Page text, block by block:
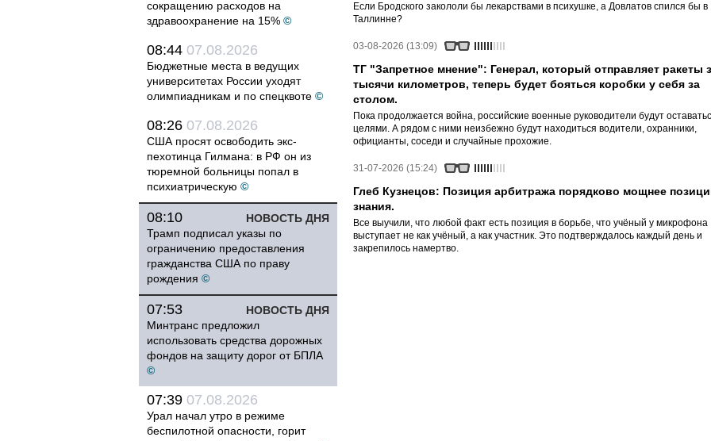
сокращению расходов на
здравоохранение на 15% ©
08:44 07.08.2026
Бюджетные места в ведущих
университетах России уходят
олимпиадникам и по спецквоте ©
08:26 07.08.2026
США просят освободить экс-
пехотинца Гилмана: в РФ он из
тюремной больницы попал в
психиатрическую ©
НОВОСТЬ ДНЯ
08:10
Трамп подписал указы по
ограничению предоставления
гражданства США по праву
рождения ©
НОВОСТЬ ДНЯ
07:53
Минтранс предложил
использовать средства дорожных
фондов на защиту дорог от БПЛА
©
07:39 07.08.2026
Урал начал утро в режиме
беспилотной опасности, горит
Если Бродского закололи бы лекарствами в психушке, а Довлатов спился бы в
Таллинне?
03-08-2026 (13:09)
ТГ "Запретное мнение": Генерал, который отправляет ракеты
тысячи километров, теперь будет бояться коробки у себя за
столом.
Пока продолжается война, российские военные руководители будут
целями. А рядом с ними неизбежно будут находиться водители, охранники,
официанты, соседи и случайные прохожие.
31-07-2026 (15:24)
Глеб Кузнецов: Позиция арбитража порядково мощнее
знания.
Все выучили, что любой факт есть позиция в борьбе, что учёный у микрофона
выступает не как учёный, а как участник. Это подтверждалось каждый день и
закрепилось намертво.